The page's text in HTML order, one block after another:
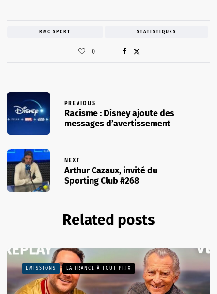
RMC SPORT STATISTIQUES
0
PREVIOUS
Racisme : Disney ajoute des
messages d’avertissement
NEXT
Arthur Cazaux, invité du
Sporting Club #268
Related posts
EMISSIONS LA FRANCE À TOUT PRIX